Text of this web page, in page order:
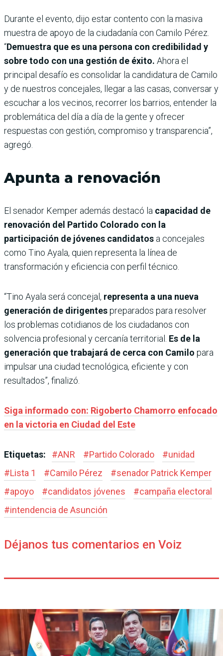
Durante el evento, dijo estar contento con la masiva
muestra de apoyo de la ciudadanía con Camilo Pérez.
“Demuestra que es una persona con credibilidad y
sobre todo con una gestión de éxito. Ahora el
principal desafío es consolidar la candidatura de Camilo
y de nuestros concejales, llegar a las casas, conversar y
escuchar a los vecinos, recorrer los barrios, entender la
problemática del día a día de la gente y ofrecer
respuestas con gestión, compromiso y transparencia”,
agregó.
Apunta a renovación
El senador Kemper además destacó la capacidad de
renovación del Partido Colorado con la
participación de jóvenes candidatos a concejales
como Tino Ayala, quien representa la línea de
transformación y eficiencia con perfil técnico.
“Tino Ayala será concejal, representa a una nueva
generación de dirigentespreparados para resolver
los problemas cotidianos de los ciudadanos con
solvencia profesional y cercanía territorial. Es de la
generación que trabajará de cerca con Camilo para
impulsar una ciudad tecnológica, eficiente y con
resultados”, finalizó.
Siga informado con: Rigoberto Chamorro enfocado
en la victoria en Ciudad del Este
Etiquetas: #ANR #Partido Colorado #unidad
#Lista 1 #Camilo Pérez #senador Patrick Kemper
#apoyo #candidatos jóvenes #campaña electoral
#intendencia de Asunción
Déjanos tus comentarios en Voiz